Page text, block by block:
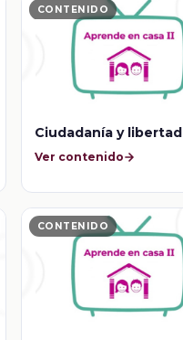
CONTENIDO
Ciudadanía y libertad
Ver contenido
CONTENIDO